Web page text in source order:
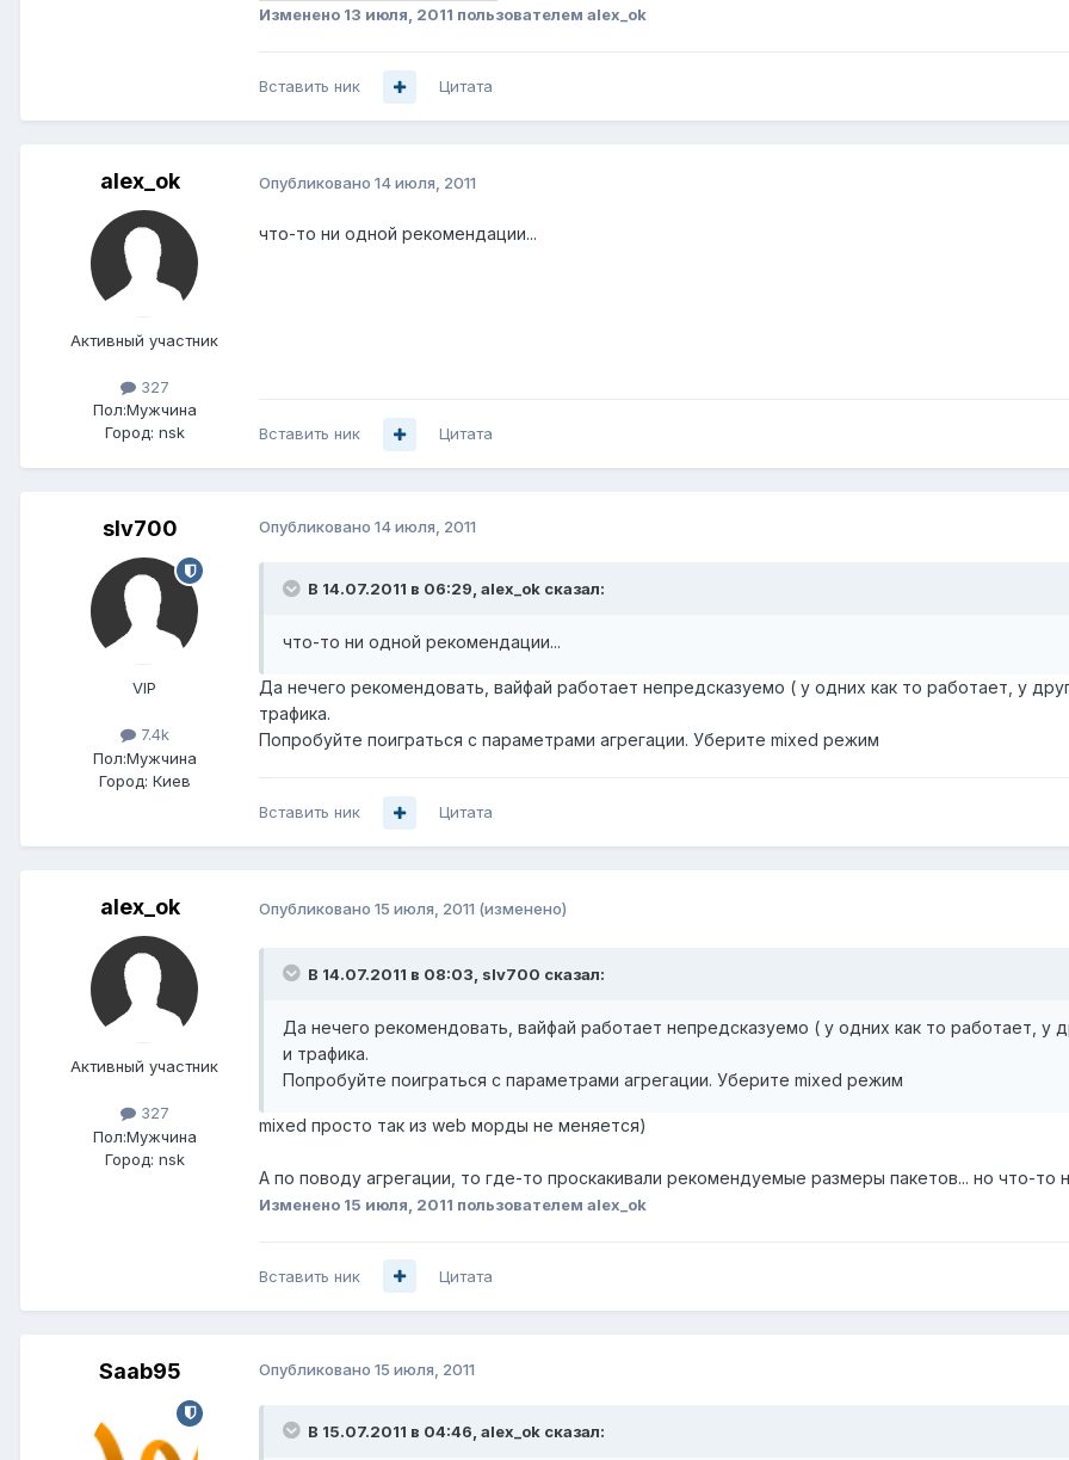
Изменено 13 июля, 2011 пользователем alex_ok
Вставить ник Цитата
alex_ok
Активный участник
327
Пол:Мужчина
Город: nsk
Опубликовано 14 июля, 2011
что-то ни одной рекомендации...
Вставить ник Цитата
slv700
VIP
7.4k
Пол:Мужчина
Город: Киев
Опубликовано 14 июля, 2011
В 14.07.2011 в 06:29, alex_ok сказал:
что-то ни одной рекомендации...
Да нечего рекомендовать, вайфай работает непредсказуемо ( у одних как то работает, у
трафика.
Попробуйте поиграться с параметрами агрегации. Уберите mixed режим
Вставить ник Цитата
alex_ok
Активный участник
327
Пол:Мужчина
Город: nsk
Опубликовано 15 июля, 2011 (изменено)
В 14.07.2011 в 08:03, slv700 сказал:
Да нечего рекомендовать, вайфай работает непредсказуемо ( у одних как то работает, у
и трафика.
Попробуйте поиграться с параметрами агрегации. Уберите mixed режим
mixed просто так из web морды не меняется)
А по поводу агрегации, то где-то проскакивали рекомендуемые размеры пакетов... но что-то
Изменено 15 июля, 2011 пользователем alex_ok
Вставить ник Цитата
Saab95 Опубликовано 15 июля, 2011
В 15.07.2011 в 04:46, alex_ok сказал: